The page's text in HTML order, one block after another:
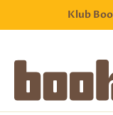
Klub